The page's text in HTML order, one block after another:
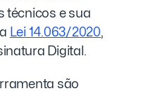
técnicos e sua
Lei 14.063/2020,
Digital.
são